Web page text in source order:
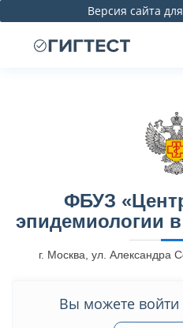
Версия сайта
ФБУЗ
эпидемиологии
г. Москва, ул. Александра
Вы можете войти